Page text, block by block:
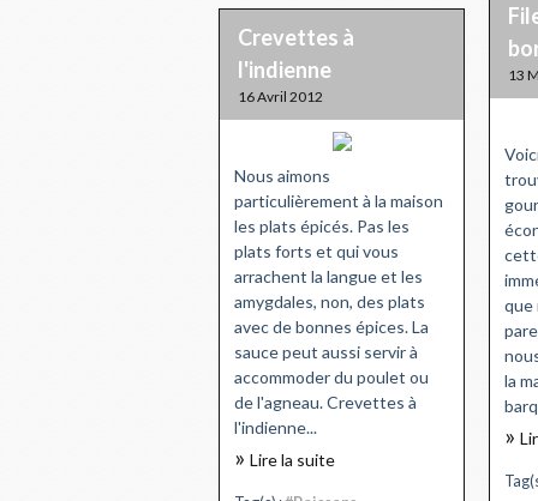
13
que
la
Crevettes à
l'indienne
16 Avril 2012
Nous aimons
particulièrement à la maison
les plats épicés. Pas les
plats forts et qui vous
arrachent la langue et les
amygdales, non, des plats
avec de bonnes épices. La
sauce peut aussi servir à
accommoder du poulet ou
de l'agneau. Crevettes à
l'indienne...
Lire la suite